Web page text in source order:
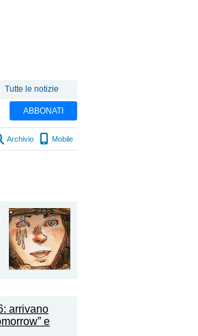
Tutte le notizie
ABBONATI
Archivio Mobile